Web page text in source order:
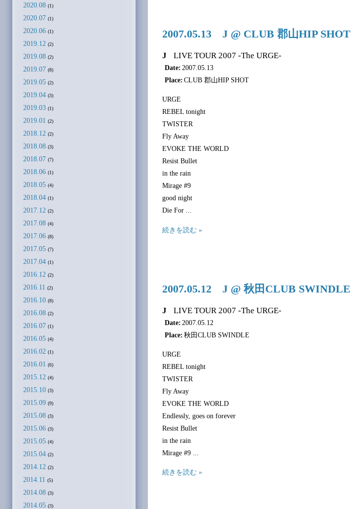
2007.05.13 J @ CLUB 郡山HIP SHOT
J LIVE TOUR 2007 -The URGE-
Date: 2007.05.13
Place:CLUB 郡山HIP SHOT
URGE
REBEL tonight
TWISTER
Fly Away
EVOKE THE WORLD
Resist Bullet
in the rain
Mirage #9
good night
Die For ...
続きを読む »
2007.05.12 J @ 秋田CLUB SWINDLE
J LIVE TOUR 2007 -The URGE-
Date: 2007.05.12
Place:秋田CLUB SWINDLE
URGE
REBEL tonight
TWISTER
Fly Away
EVOKE THE WORLD
Endlessly, goes on forever
Resist Bullet
in the rain
Mirage #9 ...
続きを読む »
2020.08 (1)
2020.07 (1)
2020.06 (1)
2019.12 (2)
2019.08 (2)
2019.07 (8)
2019.05 (2)
2019.04 (3)
2019.03 (1)
2019.01 (2)
2018.12 (2)
2018.08 (3)
2018.07 (7)
2018.06 (1)
2018.05 (4)
2018.04 (1)
2017.12 (2)
2017.08 (4)
2017.06 (8)
2017.05 (7)
2017.04 (1)
2016.12 (2)
2016.11 (2)
2016.10 (8)
2016.08 (2)
2016.07 (1)
2016.05 (4)
2016.02 (1)
2016.01 (6)
2015.12 (4)
2015.10 (3)
2015.09 (9)
2015.08 (3)
2015.06 (3)
2015.05 (4)
2015.04 (2)
2014.12 (2)
2014.11 (5)
2014.08 (3)
2014.05 (3)